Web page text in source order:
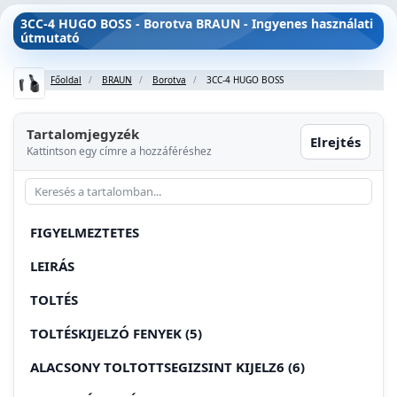
3CC-4 HUGO BOSS - Borotva BRAUN - Ingyenes használati
útmutató
Főoldal BRAUN Borotva 3CC-4 HUGO BOSS
Tartalomjegyzék
Kattintson egy címre a hozzáféréshez
Elrejtés
FIGYELMEZTETES
LEIRÁS
TOLTÉS
TOLTÉSKIJELZÓ FENYEK (5)
ALACSONY TOLTOTTSEGIZSINT KIJELZ6 (6)